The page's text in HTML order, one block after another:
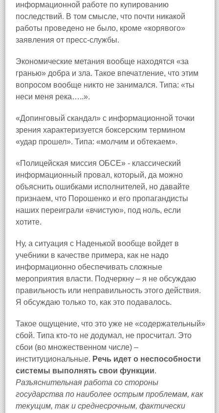
информационной работе по купированию
последствий. В том смысле, что почти никакой
работы проведено не было, кроме «корявого»
заявления от пресс-службы.
Экономические метания вообще находятся «за
гранью» добра и зла. Такое впечатление, что этим
вопросом вообще никто не занимался. Типа: «ты
неси меня река…..».
«Допинговый скандал» с информационной точки
зрения характеризуется боксерским термином
«удар прошел». Типа: «молчим и обтекаем».
«Полицейская миссия ОБСЕ» - классический
информационный провал, который, да можно
объяснить ошибками исполнителей, но давайте
признаем, что Порошенко и его пропагандисты
наших переиграли «вчистую», под ноль, если
хотите.
Ну, а ситуация с Наденькой вообще войдет в
учебники в качестве примера, как не надо
информационно обеспечивать сложные
мероприятия власти. Подчеркну – я не обсуждаю
правильность или неправильность этого действия.
Я обсуждаю только то, как это подавалось.
Такое ощущение, что это уже не «содержательный»
сбой. Типа кто-то не додумал, не просчитал. Это
сбои (во множественном числе) –
институциональные. Речь идет о неспособности
системы выполнять свои функции.
Разъяснительная работа со стороны
государства по наиболее острым проблемам, как
текущим, так и среднесрочным, фактически